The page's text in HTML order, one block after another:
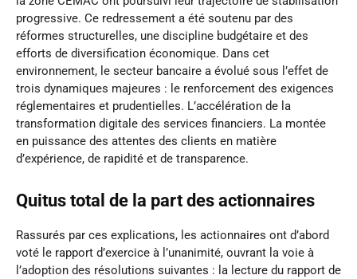
progressive. Ce redressement a été soutenu par des
réformes structurelles, une discipline budgétaire et des
efforts de diversification économique. Dans cet
environnement, le secteur bancaire a évolué sous l’effet de
trois dynamiques majeures : le renforcement des exigences
réglementaires et prudentielles. L’accélération de la
transformation digitale des services financiers. La montée
en puissance des attentes des clients en matière
d’expérience, de rapidité et de transparence.
Quitus total de la part des actionnaires
Rassurés par ces explications, les actionnaires ont d’abord
voté le rapport d’exercice à l’unanimité, ouvrant la voie à
l’adoption des résolutions suivantes : la lecture du rapport de